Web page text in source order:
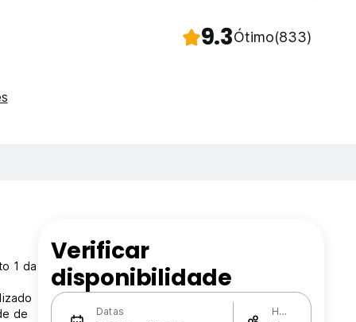
9.3Ótimo(833)
1 da
de
Verificar
disponibilidade
Datas Hóspedes